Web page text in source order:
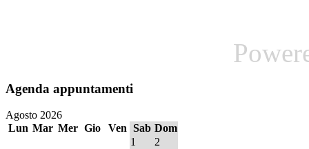
Agenda appuntamenti
Agosto 2026
Lun Mar Mer Gio Ven Sab Dom
1
2